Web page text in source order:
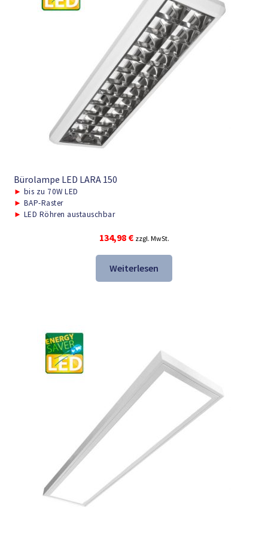
Bürolampe LED LARA 150
► bis zu 70W LED
► BAP-Raster
► LED Röhren austauschbar
134,98 € zzgl. MwSt.
Weiterlesen